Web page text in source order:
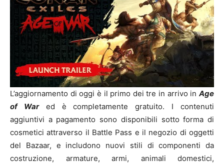
L’aggiornamento di oggi è il primo dei tre in arrivo in Age
of Wared è completamente gratuito. I contenuti
aggiuntivi a pagamento sono disponibili sotto forma di
cosmetici attraverso il Battle Pass e il negozio di oggetti
del Bazaar, e includono nuovi stili di componenti da
costruzione, armature, armi, animali domestici,